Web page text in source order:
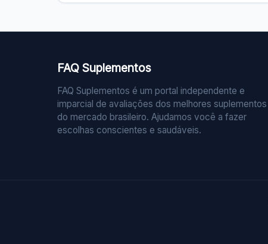
FAQ Suplementos
FAQ Suplementos é um portal independente e
imparcial de avaliações dos melhores suplementos
do mercado brasileiro. Ajudamos você a fazer
escolhas conscientes e saudáveis.